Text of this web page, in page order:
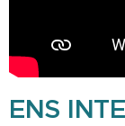
ENS